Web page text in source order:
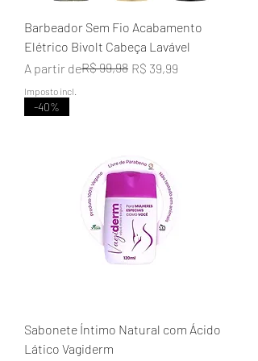
Barbeador Sem Fio Acabamento
Elétrico Bivolt Cabeça Lavável
A partir de
Preço normalR$ 99,98 R$ 39,99
Preço promocional
Imposto incl.
-40%
Sabonete Íntimo Natural com Ácido
Lático Vagiderm